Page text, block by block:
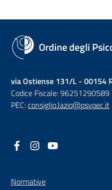
Ordine degli
via Ostiense 131/L - 00154
Codice Fiscale: 96251290589
PEC:consiglio.lazio@psypec.it
Facebook
(nuova scheda - new tab)
Instagram
(nuova scheda - new
Normative